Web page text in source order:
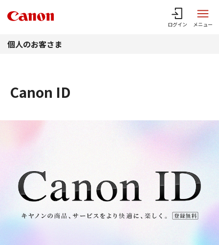
ログイン メニュー
個人のお客さま
Canon ID